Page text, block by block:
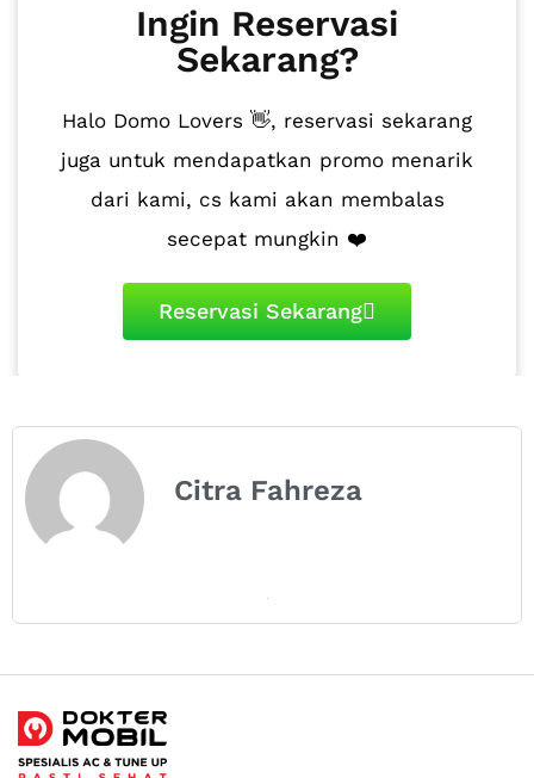
Ingin Reservasi
Sekarang?
Halo Domo Lovers 👋, reservasi sekarang
juga untuk mendapatkan promo menarik
dari kami, cs kami akan membalas
secepat mungkin ❤️
Reservasi Sekarang
Citra Fahreza